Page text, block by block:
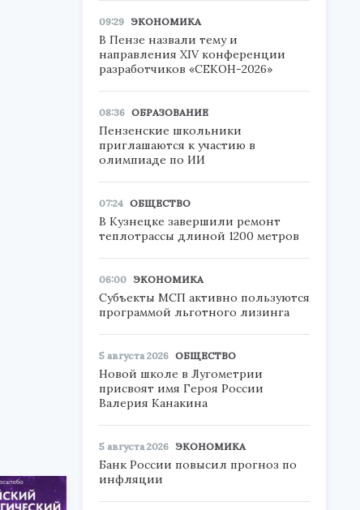
09:29 ЭКОНОМИКА
В Пензе назвали тему и
направления XIV конференции
разработчиков «СЕКОН-2026»
08:36 ОБРАЗОВАНИЕ
Пензенские школьники
приглашаются к участию в
олимпиаде по ИИ
07:24 ОБЩЕСТВО
В Кузнецке завершили ремонт
теплотрассы длиной 1200 метров
06:00 ЭКОНОМИКА
Субъекты МСП активно пользуются
программой льготного лизинга
5 августа 2026 ОБЩЕСТВО
Новой школе в Лугометрии
присвоят имя Героя России
Валерия Канакина
5 августа 2026 ЭКОНОМИКА
Банк России повысил прогноз по
инфляции